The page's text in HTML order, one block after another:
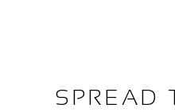
SPREAD